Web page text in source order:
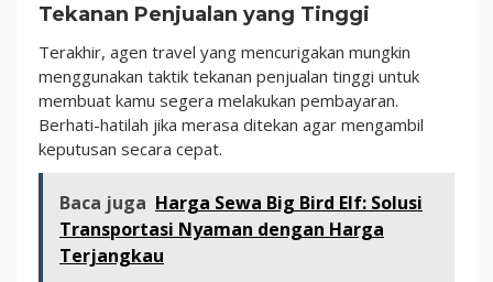
Tekanan Penjualan yang Tinggi
Terakhir, agen travel yang mencurigakan mungkin
menggunakan taktik tekanan penjualan tinggi untuk
membuat kamu segera melakukan pembayaran.
Berhati-hatilah jika merasa ditekan agar mengambil
keputusan secara cepat.
Baca juga Harga Sewa Big Bird Elf: Solusi
Transportasi Nyaman dengan Harga
Terjangkau